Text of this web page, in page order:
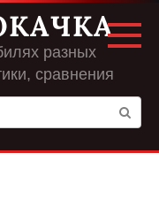
разных
сравнения